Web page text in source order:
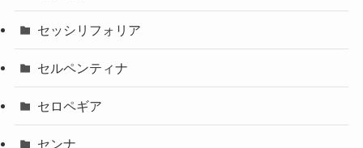
セッシリフォリア
セルペンティナ
セロペギア
センナ